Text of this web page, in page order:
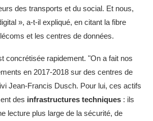
des transports et du social. Et nous,
», a-t-il expliqué, en citant la fibre
et les centres de données.
concrétisée rapidement. "On a fait nos
en 2017-2018 sur des centres de
Jean-Francis Dusch. Pour lui, ces actifs
des infrastructures techniques : ils
lecture plus large de la sécurité, de